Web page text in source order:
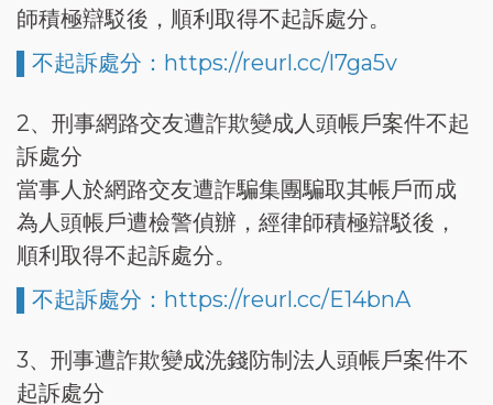
師積極辯駁後，順利取得不起訴處分。
▌不起訴處分：https://reurl.cc/l7ga5v
2、刑事網路交友遭詐欺變成人頭帳戶案件不起
訴處分
當事人於網路交友遭詐騙集團騙取其帳戶而成
為人頭帳戶遭檢警偵辦，經律師積極辯駁後，
順利取得不起訴處分。
▌不起訴處分：https://reurl.cc/E14bnA
3、刑事遭詐欺變成洗錢防制法人頭帳戶案件不
起訴處分